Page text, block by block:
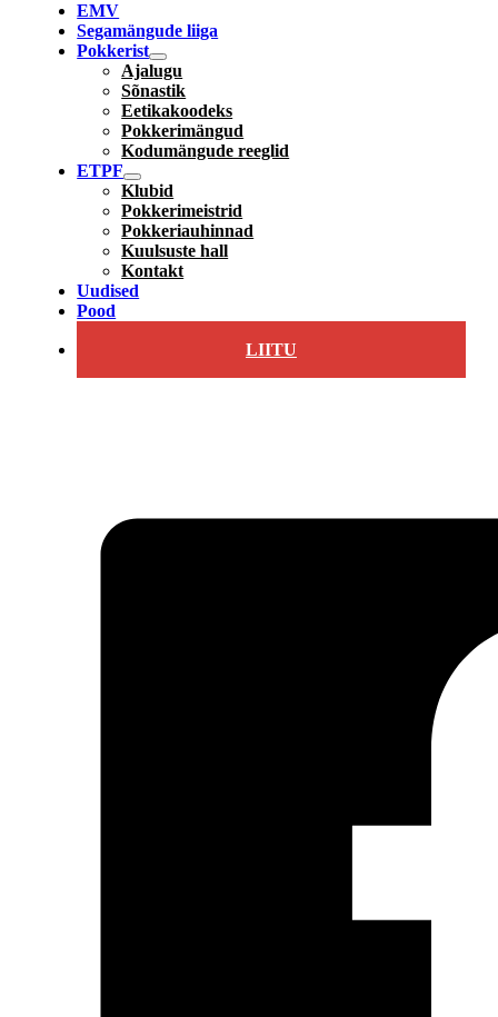
EMV
Segamängude liiga
Pokkerist
Ajalugu
Sõnastik
Eetikakoodeks
Pokkerimängud
Kodumängude reeglid
ETPF
Klubid
Pokkerimeistrid
Pokkeriauhinnad
Kuulsuste hall
Kontakt
Uudised
Pood
LIITU